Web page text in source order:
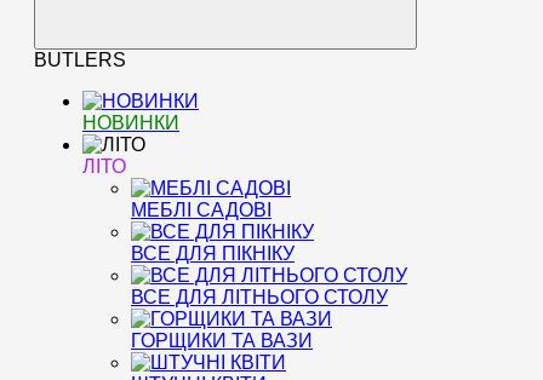
BUTLERS
НОВИНКИ
ЛІТО
МЕБЛІ САДОВІ
ВСЕ ДЛЯ ПІКНІКУ
ВСЕ ДЛЯ ЛІТНЬОГО СТОЛУ
ГОРЩИКИ ТА ВАЗИ